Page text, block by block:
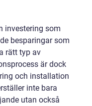
investering som
besparingar som
rätt typ av
är dock
och installation
inte bara
utan också